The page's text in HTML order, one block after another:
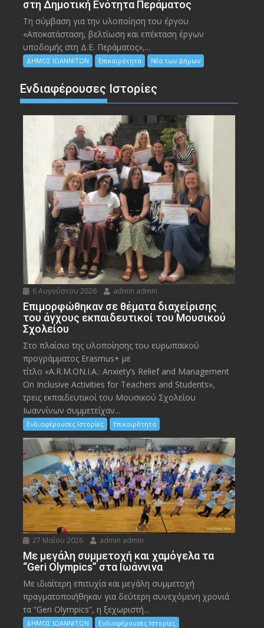
στη Δημοτική Ενότητα Περάματος
Τη σύμβαση για την υλοποίηση του έργου
«Αποκατάσταση, βελτίωση και επέκταση έργων
υποδομής στη Δ.Ε. Περάματος»,...
ΔΗΜΟΣ ΙΩΑΝΝΙΤΩΝ Επικαιρότητα Νέα των Δήμων
Ενδιαφέρουσες Ιστορίες
6 Αυγούστου 2026 admin admin
Eπιμορφώθηκαν σε θέματα διαχείρισης
του άγχους εκπαιδευτικοί του Μουσικού
Σχολείου
Στο πλαίσιο της υλοποίησης του ευρωπαϊκού
προγράμματος Erasmus+ με
τίτλο «A.R.M.ON.I.A.: Anxiety’s Relief and Management
On Inclusive Activities for Teachers and Students»,
τρεις εκπαιδευτικοί του Μουσικού Σχολείου
Ιωαννίνων συμμετείχαν...
Ενδιαφέρουσες Ιστορίες Επικαιρότητα
27 Μαΐου 2026 admin admin
Με μεγάλη συμμετοχή και χαμόγελα τα
“Geri Olympics” στα Ιωάννινα
Με ιδιαίτερη επιτυχία και μεγάλη συμμετοχή
πραγματοποιήθηκαν για δεύτερη συνεχόμενη χρονιά
τα “Geri Olympics”, η ξεχωριστή...
ΔΗΜΟΣ ΙΩΑΝΝΙΤΩΝ Ενδιαφέρουσες Ιστορίες